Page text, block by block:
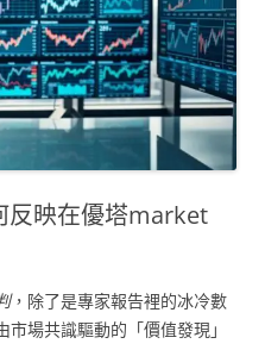
反映在優塔market
，除了是專家報告裡的冰冷數
場共識驅動的「價值發現」